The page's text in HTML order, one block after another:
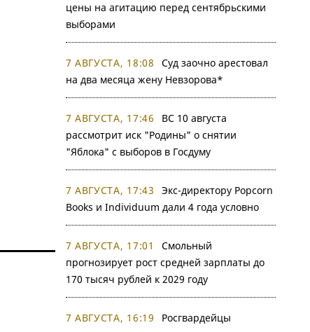
цены на агитацию перед сентябрьскими
выборами
7 АВГУСТА, 18:08
Суд заочно арестовал
на два месяца жену Невзорова*
7 АВГУСТА, 17:46
ВС 10 августа
рассмотрит иск "Родины" о снятии
"Яблока" с выборов в Госдуму
7 АВГУСТА, 17:43
Экс-директору Popcorn
Books и Individuum дали 4 года условно
7 АВГУСТА, 17:01
Смольный
прогнозирует рост средней зарплаты до
170 тысяч рублей к 2029 году
7 АВГУСТА, 16:19
Росгвардейцы